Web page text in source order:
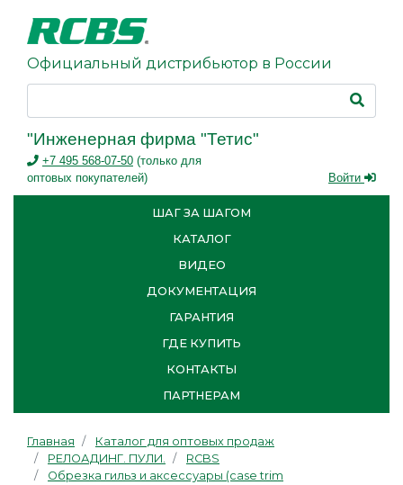
Официальный дистрибьютор в России
"Инженерная фирма "Тетис"
+7 495 568-07-50 (только для
оптовых покупателей)
Войти
ШАГ ЗА ШАГОМ
КАТАЛОГ
ВИДЕО
ДОКУМЕНТАЦИЯ
ГАРАНТИЯ
ГДЕ КУПИТЬ
КОНТАКТЫ
ПАРТНЕРАМ
Главная
Каталог для оптовых продаж
РЕЛОАДИНГ. ПУЛИ.
RCBS
Обрезка гильз и аксессуары (case trim